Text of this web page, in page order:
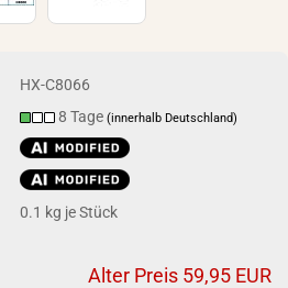
HX-C8066
8 Tage(innerhalb Deutschland)
0.1 kg je Stück
Alter Preis 59,95 EUR